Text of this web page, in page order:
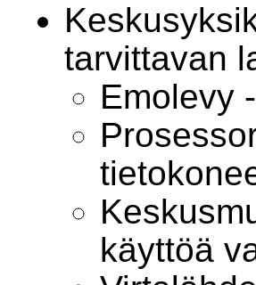
tarvittavan
Emolevy
käyttöä